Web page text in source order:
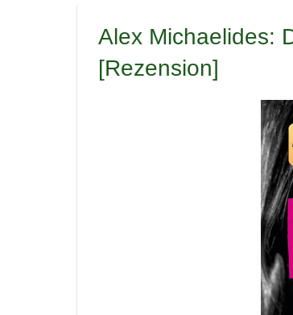
Alex Michaelides:
[Rezension]